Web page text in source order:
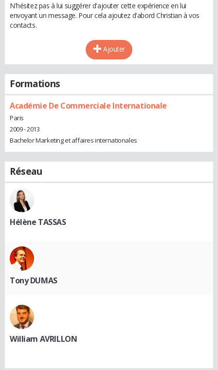
N'hésitez pas à lui suggérer d'ajouter cette expérience en lui
envoyant un message. Pour cela ajoutez d'abord Christian à vos
contacts.
Ajouter
Formations
Académie De Commerciale Internationale
Paris
2009 - 2013
Bachelor Marketing et affaires internationales
Réseau
Hélène TASSAS
Tony DUMAS
William AVRILLON